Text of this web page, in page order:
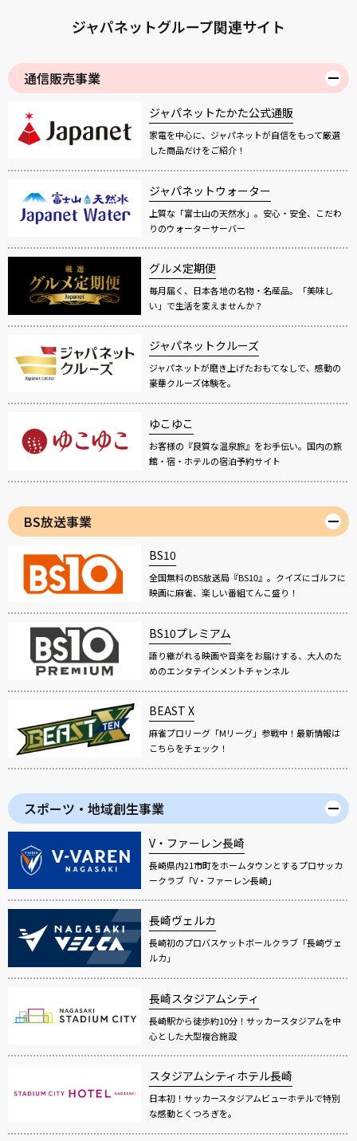
ジャパネットグループ関連サイト
通信販売事業
ジャパネットたかた公式通販
家電を中心に、ジャパネットが自信をもって厳選
した商品だけをご紹介！
ジャパネットウォーター
上質な「富士山の天然水」。安心・安全、こだわ
りのウォーターサーバー
グルメ定期便
毎月届く、日本各地の名物・名産品。「美味し
い」で生活を変えませんか？
ジャパネットクルーズ
ジャパネットが磨き上げたおもてなしで、感動の
豪華クルーズ体験を。
ゆこゆこ
お客様の『良質な温泉旅』をお手伝い。国内の旅
館・宿・ホテルの宿泊予約サイト
BS放送事業
BS10
全国無料のBS放送局『BS10』。クイズにゴルフに
映画に麻雀、楽しい番組てんこ盛り！
BS10プレミアム
語り継がれる映画や音楽をお届けする、大人のた
めのエンタテインメントチャンネル
BEAST X
麻雀プロリーグ「Mリーグ」参戦中！最新情報は
こちらをチェック！
スポーツ・地域創生事業
V・ファーレン長崎
長崎県内21市町をホームタウンとするプロサッカ
ークラブ「V・ファーレン長崎」
長崎ヴェルカ
長崎初のプロバスケットボールクラブ「長崎ヴェ
ルカ」
長崎スタジアムシティ
長崎駅から徒歩約10分！サッカースタジアムを中
心とした大型複合施設
スタジアムシティホテル長崎
日本初！サッカースタジアムビューホテルで特別
な感動とくつろぎを。